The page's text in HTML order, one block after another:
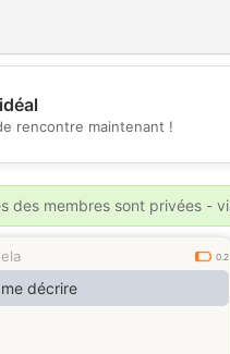
💕
rencontre maintenant !
des membres sont privées -
0.2
décrire